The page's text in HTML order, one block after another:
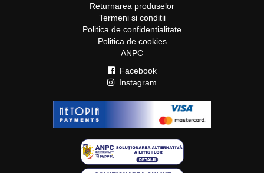
Returnarea produselor
Termeni si conditii
Politica de confidentialitate
Politica de cookies
ANPC
Facebook
Instagram